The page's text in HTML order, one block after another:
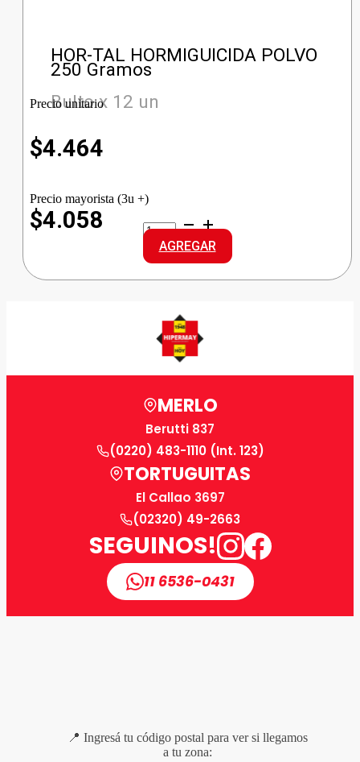
HOR-TAL HORMIGUICIDA POLVO
250 Gramos
Bulto x 12 un
Precio unitario
$4.464
Precio mayorista (3u +)
$4.058
HOR-
TAL
HORMIGUICIDA
POLVO
cantidad
AGREGAR
MERLO
Berutti 837
(0220) 483-1110 (Int. 123)
TORTUGUITAS
El Callao 3697
(02320) 49-2663
SEGUINOS!
11 6536-0431
📍 Ingresá tu código postal para ver si llegamos
a tu zona: